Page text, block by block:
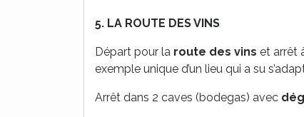
5. LA ROUTE DES VINS
Départ pour la route des vins et arrêt
exemple unique d’un lieu qui a su
Arrêt dans 2 caves (bodegas) avec